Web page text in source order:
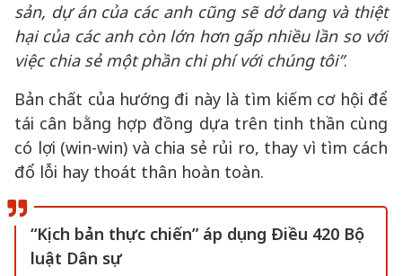
sản, dự án của các anh cũng sẽ dở dang và thiệt
hại của các anh còn lớn hơn gấp nhiều lần so với
việc chia sẻ một phần chi phí với chúng tôi”.
Bản chất của hướng đi này là tìm kiếm cơ hội để
tái cân bằng hợp đồng dựa trên tinh thần cùng
có lợi (win-win) và chia sẻ rủi ro, thay vì tìm cách
đổ lỗi hay thoát thân hoàn toàn.
“Kịch bản thực chiến” áp dụng Điều 420 Bộ
luật Dân sự